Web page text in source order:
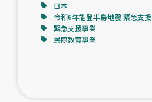
日本
令和6年能登半島地震 緊急支援
緊急支援事業
民際教育事業